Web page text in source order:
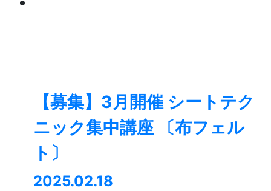
【募集】3月開催 シートテク
ニック集中講座 〔布フェル
ト〕
2025.02.18